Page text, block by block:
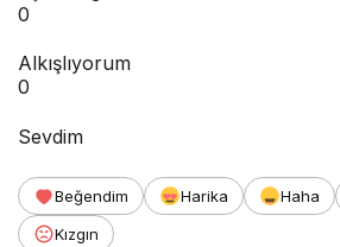
0
Alkışlıyorum
0
Sevdim
Beğendim Harika Haha
Kızgın